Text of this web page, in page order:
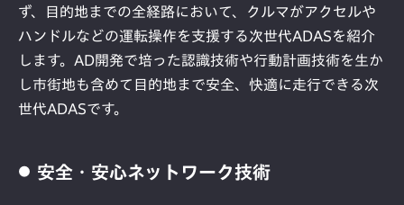
ず、目的地までの全経路において、クルマがアクセルや
ハンドルなどの運転操作を支援する次世代ADASを紹介
します。AD開発で培った認識技術や行動計画技術を生か
し市街地も含めて目的地まで安全、快適に走行できる次
世代ADASです。
安全・安心ネットワーク技術